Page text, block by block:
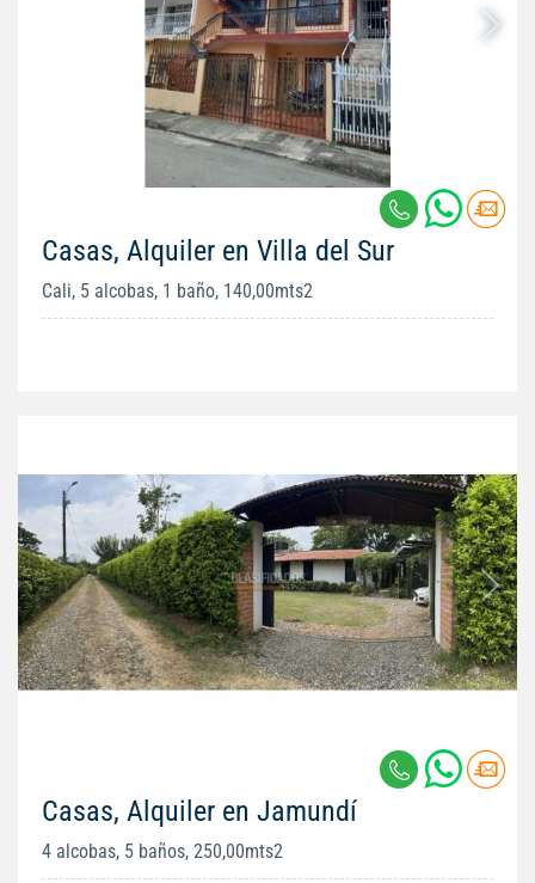
Casas, Alquiler en Villa del Sur
Cali, 5 alcobas, 1 baño, 140,00mts2
Casas, Alquiler en Jamundí
4 alcobas, 5 baños, 250,00mts2